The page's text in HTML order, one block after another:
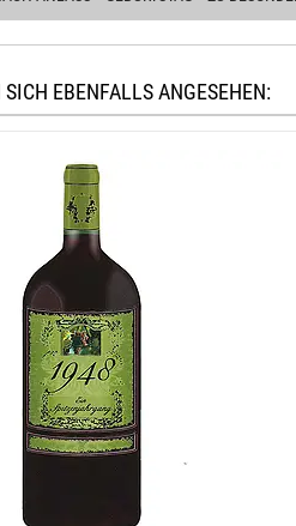
EBENFALLS ANGESEHEN: